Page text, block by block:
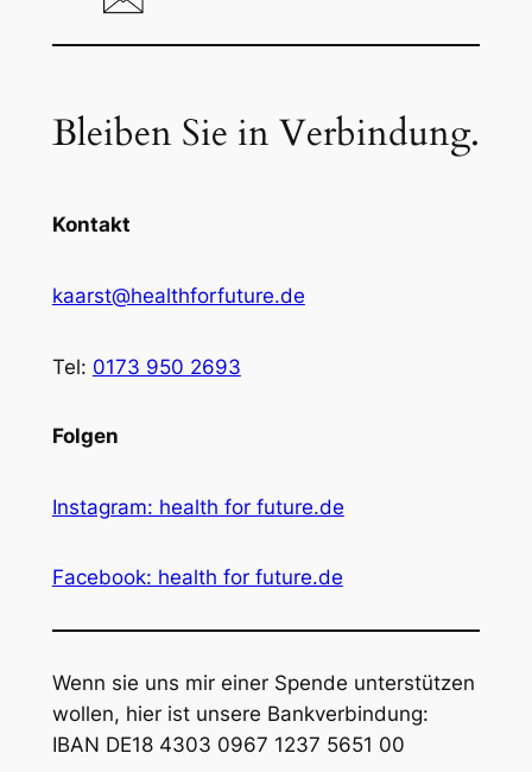
Bleiben Sie in Verbindung.
Kontakt
kaarst@healthforfuture.de
Tel: 0173 950 2693
Folgen
Instagram: health for future.de
Facebook: health for future.de
Wenn sie uns mir einer Spende unterstützen
wollen, hier ist unsere Bankverbindung:
IBAN DE18 4303 0967 1237 5651 00